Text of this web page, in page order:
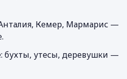
Кемер, Мармарис —
бухты, утесы, деревушки —